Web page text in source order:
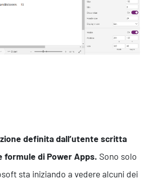
definita dall’utente scritta
formule di Power Apps. Sono solo
sta iniziando a vedere alcuni dei